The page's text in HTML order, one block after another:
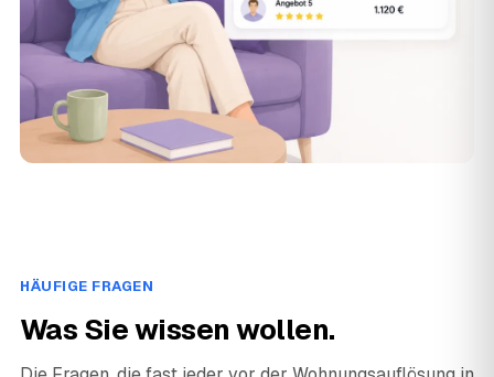
HÄUFIGE FRAGEN
Was Sie wissen wollen.